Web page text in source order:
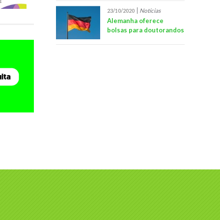
23/10/2020 Notícias
Alemanha oferece
bolsas para doutorandos